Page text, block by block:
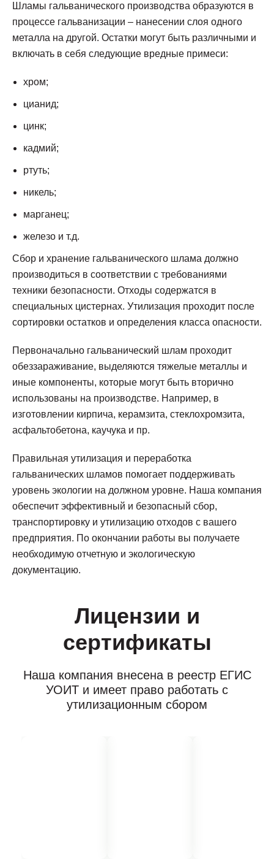
Шламы гальванического производства образуются в
процессе гальванизации – нанесении слоя одного
металла на другой. Остатки могут быть различными и
включать в себя следующие вредные примеси:
хром;
цианид;
цинк;
кадмий;
ртуть;
никель;
марганец;
железо и т.д.
Сбор и хранение гальванического шлама должно
производиться в соответствии с требованиями
техники безопасности. Отходы содержатся в
специальных цистернах. Утилизация проходит после
сортировки остатков и определения класса опасности.
Первоначально гальванический шлам проходит
обеззараживание, выделяются тяжелые металлы и
иные компоненты, которые могут быть вторично
использованы на производстве. Например, в
изготовлении кирпича, керамзита, стеклохромзита,
асфальтобетона, каучука и пр.
Правильная утилизация и переработка
гальванических шламов помогает поддерживать
уровень экологии на должном уровне. Наша компания
обеспечит эффективный и безопасный сбор,
транспортировку и утилизацию отходов с вашего
предприятия. По окончании работы вы получаете
необходимую отчетную и экологическую
документацию.
Лицензии и
сертификаты
Наша компания внесена в реестр ЕГИС
УОИТ и имеет право работать с
утилизационным сбором